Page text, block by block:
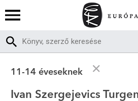
11-14 éveseknek
Ivan Szergejevics